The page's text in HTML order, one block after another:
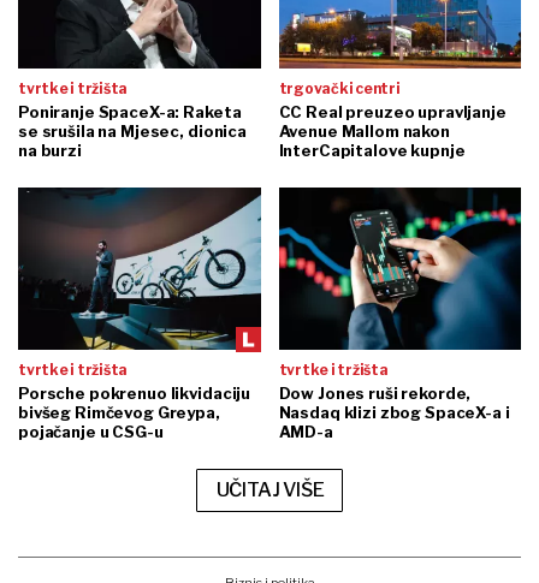
tvrtke i tržišta
Poniranje SpaceX-a: Raketa
se srušila na Mjesec, dionica
na burzi
trgovački centri
CC Real preuzeo upravljanje
Avenue Mallom nakon
InterCapitalove kupnje
tvrtke i tržišta
Porsche pokrenuo likvidaciju
bivšeg Rimčevog Greypa,
pojačanje u CSG-u
tvrtke i tržišta
Dow Jones ruši rekorde,
Nasdaq klizi zbog SpaceX-a i
AMD-a
UČITAJ VIŠE